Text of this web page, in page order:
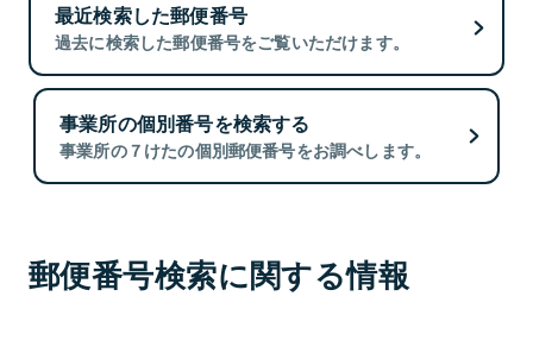
最近検索した郵便番号
過去に検索した郵便番号をご覧いただけます。
事業所の個別番号を検索する
事業所の７けたの個別郵便番号をお調べします。
郵便番号検索に関する情報